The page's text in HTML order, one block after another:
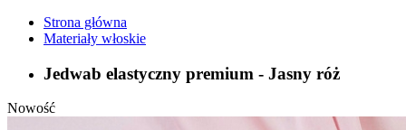
Strona główna
Materiały włoskie
Jedwab elastyczny premium - Jasny róż
Nowość